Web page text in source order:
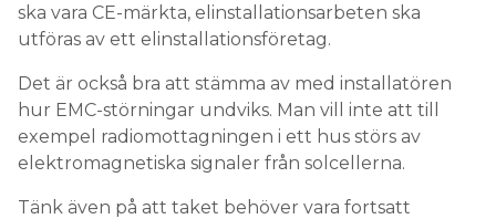
ska vara CE-märkta, elinstallationsarbeten ska
utföras av ett elinstallationsföretag.
Det är också bra att stämma av med installatören
hur EMC-störningar undviks. Man vill inte att till
exempel radiomottagningen i ett hus störs av
elektromagnetiska signaler från solcellerna.
Tänk även på att taket behöver vara fortsatt